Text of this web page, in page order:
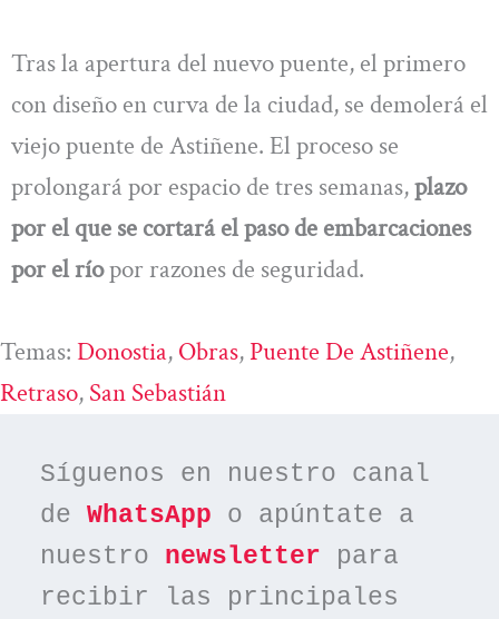
Tras la apertura del nuevo puente, el primero
con diseño en curva de la ciudad, se demolerá el
viejo puente de Astiñene. El proceso se
prolongará por espacio de tres semanas,plazo
por el que se cortará el paso de embarcaciones
por el ríopor razones de seguridad.
Temas: Donostia, Obras, Puente De Astiñene
Retraso, San Sebastián
Síguenos en nuestro canal
de WhatsApp o apúntate a
nuestro newsletter para
recibir las principales